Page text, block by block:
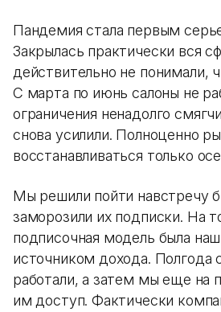
Пандемия стала первым
Закрылась практически вся
действительно не понимали,
С марта по июнь салоны не
ограничения ненадолго
снова усилили. Полноценно
восстанавливаться только
Мы решили пойти навстречу
заморозили их подписки. На
подписочная модель была
источником дохода. Полгода
работали, а затем мы еще на
им доступ. Фактически